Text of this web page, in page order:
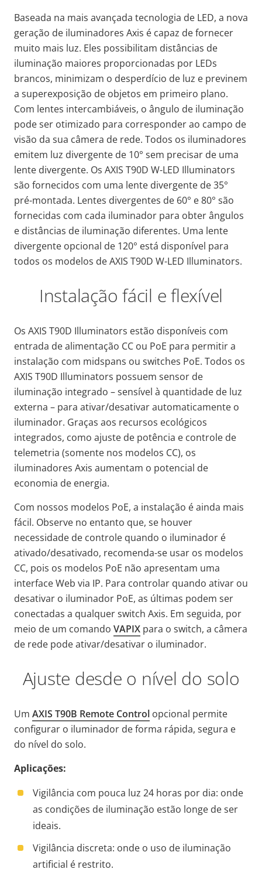
Baseada na mais avançada tecnologia de LED, a nova
geração de iluminadores Axis é capaz de fornecer
muito mais luz. Eles possibilitam distâncias de
iluminação maiores proporcionadas por LEDs
brancos, minimizam o desperdício de luz e previnem
a superexposição de objetos em primeiro plano.
Com lentes intercambiáveis, o ângulo de iluminação
pode ser otimizado para corresponder ao campo de
visão da sua câmera de rede. Todos os iluminadores
emitem luz divergente de 10° sem precisar de uma
lente divergente. Os AXIS T90D W-LED Illuminators
são fornecidos com uma lente divergente de 35°
pré-montada. Lentes divergentes de 60° e 80° são
fornecidas com cada iluminador para obter ângulos
e distâncias de iluminação diferentes. Uma lente
divergente opcional de 120° está disponível para
todos os modelos de AXIS T90D W-LED Illuminators.
Instalação fácil e flexível
Os AXIS T90D Illuminators estão disponíveis com
entrada de alimentação CC ou PoE para permitir a
instalação com midspans ou switches PoE. Todos os
AXIS T90D Illuminators possuem sensor de
iluminação integrado – sensível à quantidade de luz
externa – para ativar/desativar automaticamente o
iluminador. Graças aos recursos ecológicos
integrados, como ajuste de potência e controle de
telemetria (somente nos modelos CC), os
iluminadores Axis aumentam o potencial de
economia de energia.
Com nossos modelos PoE, a instalação é ainda mais
fácil. Observe no entanto que, se houver
necessidade de controle quando o iluminador é
ativado/desativado, recomenda-se usar os modelos
CC, pois os modelos PoE não apresentam uma
interface Web via IP. Para controlar quando ativar ou
desativar o iluminador PoE, as últimas podem ser
conectadas a qualquer switch Axis. Em seguida, por
meio de um comando VAPIX para o switch, a câmera
de rede pode ativar/desativar o iluminador.
Ajuste desde o nível do solo
Um AXIS T90B Remote Control opcional permite
configurar o iluminador de forma rápida, segura e
do nível do solo.
Aplicações:
Vigilância com pouca luz 24 horas por dia: onde
as condições de iluminação estão longe de ser
ideais.
Vigilância discreta: onde o uso de iluminação
artificial é restrito.